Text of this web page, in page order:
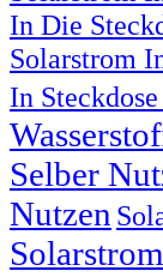
In Die
Solarstrom
In
Selber
Nutzen